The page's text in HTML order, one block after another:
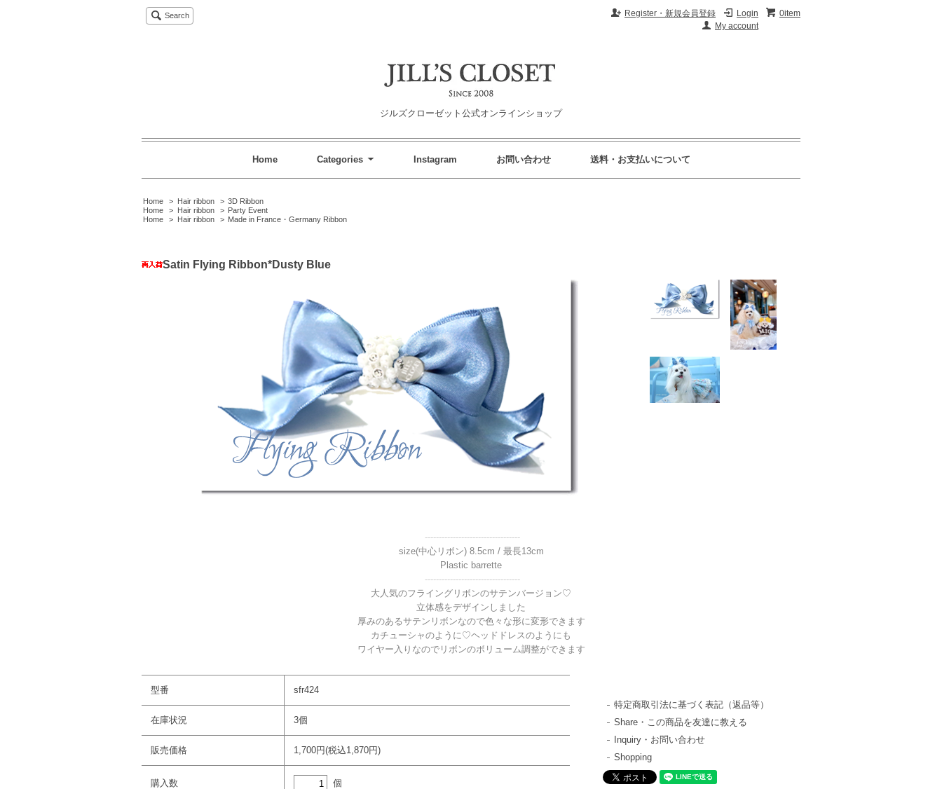
0item
Login
Register・新規会員登録
My account
Search
ジルズクローゼット公式オンラインショップ
Home Categories Instagram お問い合わせ 送料・お支払いについて
Home > Hair ribbon > 3D Ribbon
Home
> Hair ribbon > Party Event
Home
> Hair ribbon > Made in France・Germany Ribbon
Satin Flying Ribbon*Dusty Blue
----------------------------------
size(中心リボン) 8.5cm / 最長13cm
Plastic barrette
----------------------------------
大人気のフライングリボンのサテンバージョン♡
立体感をデザインしました
厚みのあるサテンリボンなので色々な形に変形できます
カチューシャのように♡ヘッドドレスのようにも
ワイヤー入りなのでリボンのボリューム調整ができます
型番 sfr424
在庫状況 3個
販売価格 1,700円(税込1,870円)
購入数 個
特定商取引法に基づく表記（返品等）
Share・この商品を友達に教える
Inquiry・お問い合わせ
Shopping